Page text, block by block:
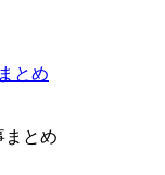
とめ
まとめ